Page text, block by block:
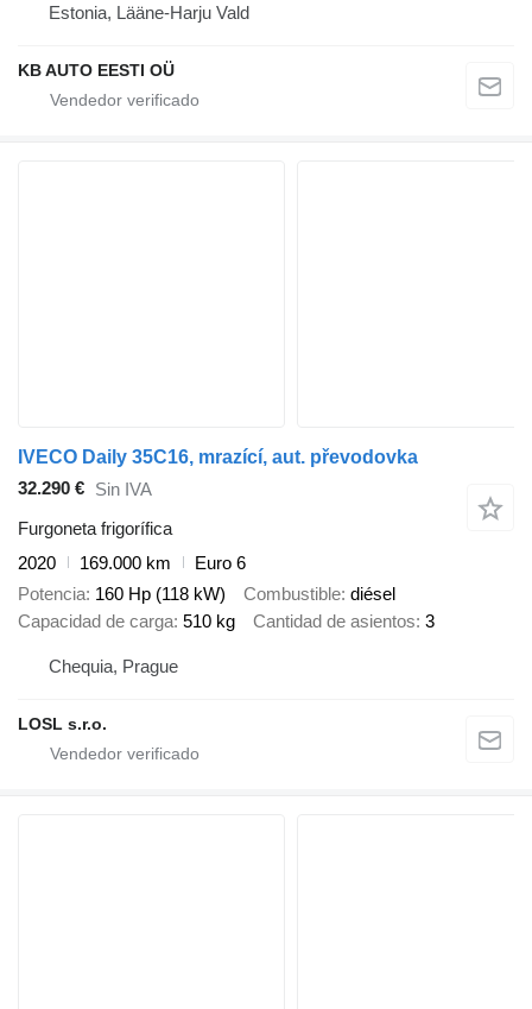
Estonia, Lääne-Harju Vald
KB AUTO EESTI OÜ
IVECO Daily 35C16, mrazící, aut. převodovka
32.290 € Sin IVA
Furgoneta frigorífica
2020
169.000 km
Euro 6
Potencia 160 Hp (118 kW) Combustible diésel
Capacidad de carga 510 kg Cantidad de asientos 3
Chequia, Prague
LOSL s.r.o.